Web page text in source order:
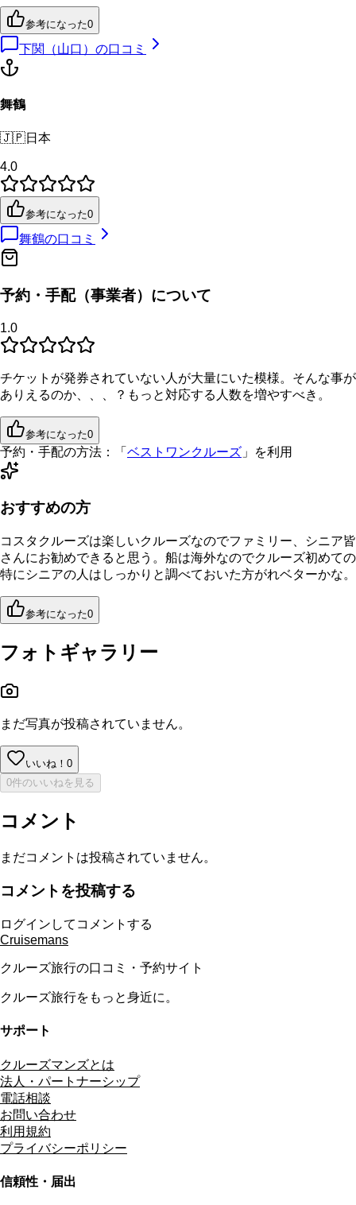
参考になった0
下関（山口） の口コミ
舞鶴
🇯🇵日本
4.0
参考になった0
舞鶴の口コミ
予約・手配（事業者）について
1.0
チケットが発券されていない人が大量にいた模様。そんな事が
ありえるのか、、、？もっと対応する人数を増やすべき。
参考になった0
予約・手配の方法： 「 ベストワンクルーズ 」を利用
おすすめの方
コスタクルーズは楽しいクルーズなのでファミリー、シニア皆
さんにお勧めできると思う。船は海外なのでクルーズ初めての
特にシニアの人はしっかりと調べておいた方がれベターかな。
参考になった0
フォトギャラリー
まだ写真が投稿されていません。
いいね！ 0
0件のいいねを見る
コメント
まだコメントは投稿されていません。
コメントを投稿する
ログインしてコメントする
Cruisemans
クルーズ旅行の口コミ・予約サイト
クルーズ旅行をもっと身近に。
サポート
クルーズマンズとは
法人・パートナーシップ
電話相談
お問い合わせ
利用規約
プライバシーポリシー
信頼性・届出